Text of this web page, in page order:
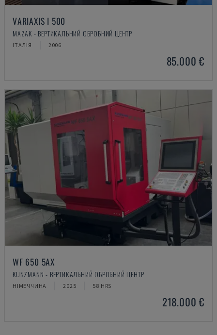
VARIAXIS I 500
MAZAK - ВЕРТИКАЛЬНИЙ ОБРОБНИЙ ЦЕНТР
ІТАЛІЯ 2006
85.000 €
WF 650 5AX
KUNZMANN - ВЕРТИКАЛЬНИЙ ОБРОБНИЙ ЦЕНТР
НІМЕЧЧИНА 2025 58 HRS
218.000 €